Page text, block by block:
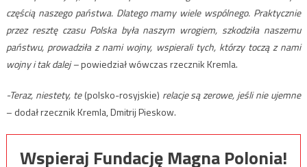
częścią naszego państwa. Dlatego mamy wiele wspólnego. Praktycznie
przez resztę czasu Polska była naszym wrogiem, szkodziła naszemu
państwu, prowadziła z nami wojny, wspierali tych, którzy toczą z nami
wojny i tak dalej –powiedział wówczas rzecznik Kremla.
-Teraz, niestety, te(polsko-rosyjskie) relacje są zerowe, jeśli nie ujemne
– dodał rzecznik Kremla, Dmitrij Pieskow.
Wspieraj Fundację Magna Polonia!